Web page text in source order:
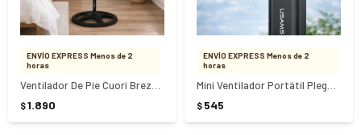
ENVÍO EXPRESS Menos de 2
horas
$1.890
ENVÍO EXPRESS Menos de 2
horas
$ 545